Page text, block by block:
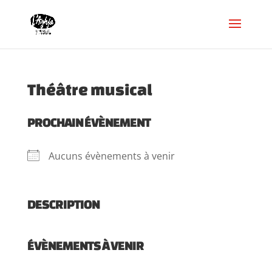
Théâtre musical
PROCHAIN ÉVÈNEMENT
Aucuns évènements à venir
DESCRIPTION
ÉVÈNEMENTS À VENIR